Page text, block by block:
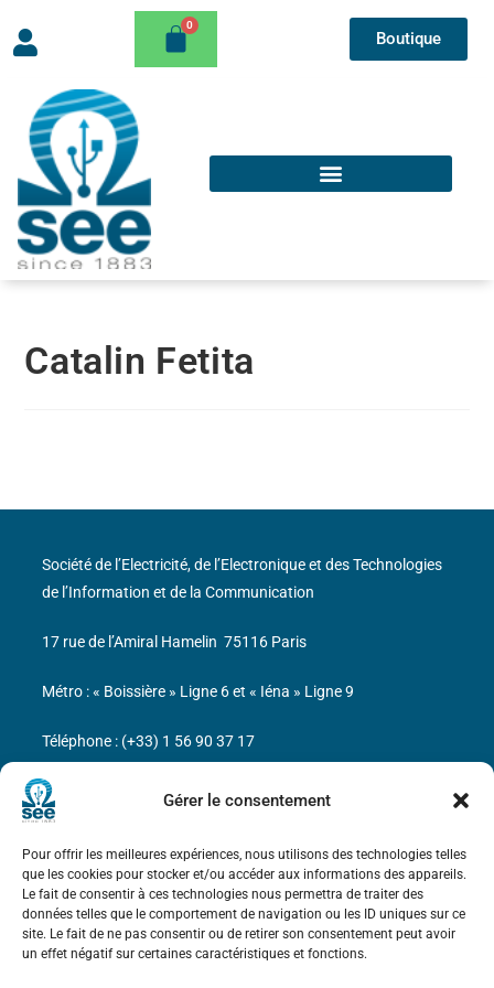
Gérer le consentement
Pour offrir les meilleures expériences, nous utilisons des technologies telles
que les cookies pour stocker et/ou accéder aux informations des appareils.
Le fait de consentir à ces technologies nous permettra de traiter des
données telles que le comportement de navigation ou les ID uniques sur ce
site. Le fait de ne pas consentir ou de retirer son consentement peut avoir
un effet négatif sur certaines caractéristiques et fonctions.
Boutique
Catalin Fetita
Bicentenaire des découvertes d’André-
Marie Ampère
Mentions légales
Société de l’Electricité, de l’Electronique et des Technologies
de l’Information et de la Communication
17 rue de l’Amiral Hamelin 75116 Paris
Métro : « Boissière » Ligne 6 et « Iéna » Ligne 9
Téléphone : (+33) 1 56 90 37 17
N° de SIREN : 785 393 232, Code APE : 9412Z TVA intra-
communautaire : FR44 785 393 232